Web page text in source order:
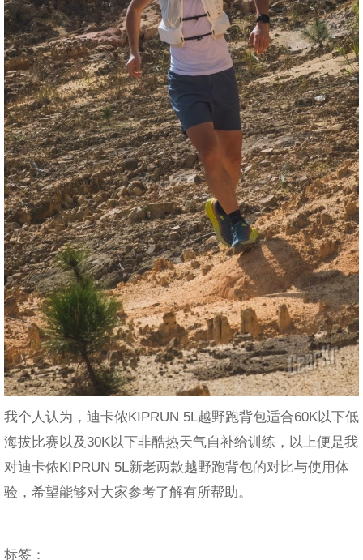
我个人认为，迪卡侬KIPRUN 5L越野跑背包适合60K以下低
海拔比赛以及30K以下非酷热天气自补给训练，以上便是我
对迪卡侬KIPRUN 5L新老两款越野跑背包的对比与使用体
验，希望能够对大家参考了解有所帮助。
标签：